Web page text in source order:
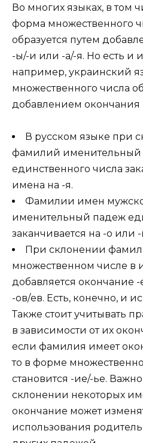
Во многих языках, в том
форма множественного
образуется путем
-ы/-и или -а/-я. Но есть и
например, украинский
множественного числа
добавлением окончания
В русском языке при
фамилий именительный
единственного числа
имена на -я.
Фамилии имен
именительный падеж
заканчивается на -о или
При склонении
множественном числе в
добавляется окончание
-ов/ев. Есть, конечно, и
Также стоит учитывать
в зависимости от их
если фамилия имеет
то в форме
становится -ие/-ье.
склонении некоторых
окончание может
использования